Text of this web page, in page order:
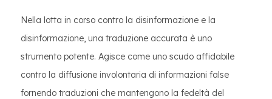
Nella lotta in corso contro la disinformazione e la
disinformazione, una traduzione accurata è uno
strumento potente. Agisce come uno scudo affidabile
contro la diffusione involontaria di informazioni false
fornendo traduzioni che mantengono la fedeltà del